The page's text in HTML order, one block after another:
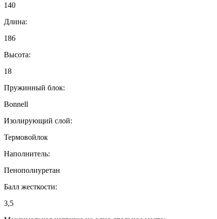
140
Длина:
186
Высота:
18
Пружинный блок:
Bonnell
Изолирующий слой:
Термовойлок
Наполнитель:
Пенополиуретан
Балл жесткости:
3,5